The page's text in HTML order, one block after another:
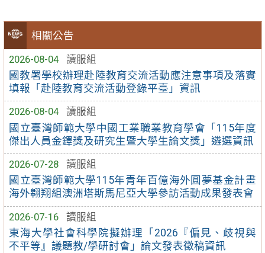
相關公告
2026-08-04
讀服組
國教署學校辦理赴陸教育交流活動應注意事項及落實
填報「赴陸教育交流活動登錄平臺」資訊
2026-08-04
讀服組
國立臺灣師範大學中國工業職業教育學會「115年度
傑出人員金鐸獎及研究生暨大學生論文獎」遴選資訊
2026-07-28
讀服組
國立臺灣師範大學115年青年百億海外圓夢基金計畫
海外翱翔組澳洲塔斯馬尼亞大學參訪活動成果發表會
2026-07-16
讀服組
東海大學社會科學院擬辦理「2026『偏見、歧視與
不平等』議題教/學研討會」論文發表徵稿資訊